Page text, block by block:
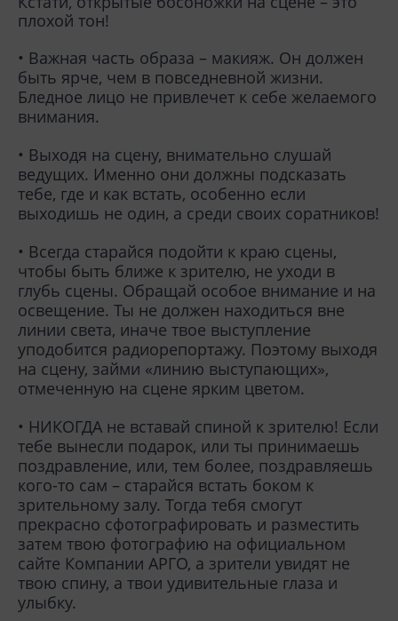
плохой тон!
• Важная часть образа – макияж. Он должен
быть ярче, чем в повседневной жизни.
Бледное лицо не привлечет к себе желаемого
внимания.
• Выходя на сцену, внимательно слушай
ведущих. Именно они должны подсказать
тебе, где и как встать, особенно если
выходишь не один, а среди своих соратников!
• Всегда старайся подойти к краю сцены,
чтобы быть ближе к зрителю, не уходи в
глубь сцены. Обращай особое внимание и на
освещение. Ты не должен находиться вне
линии света, иначе твое выступление
уподобится радиорепортажу. Поэтому выходя
на сцену, займи «линию выступающих»,
отмеченную на сцене ярким цветом.
• НИКОГДА не вставай спиной к зрителю! Если
тебе вынесли подарок, или ты принимаешь
поздравление, или, тем более, поздравляешь
кого-то сам – старайся встать боком к
зрительному залу. Тогда тебя смогут
прекрасно сфотографировать и разместить
затем твою фотографию на официальном
сайте Компании АРГО, а зрители увидят не
твою спину, а твои удивительные глаза и
улыбку.